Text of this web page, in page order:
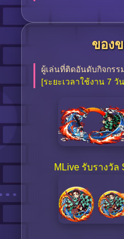
ของ
ผู้เล่นที่ติดอันดับกิจกร
[ระยะเวลาใช้งาน 7 วั
MLive รับรางวัล